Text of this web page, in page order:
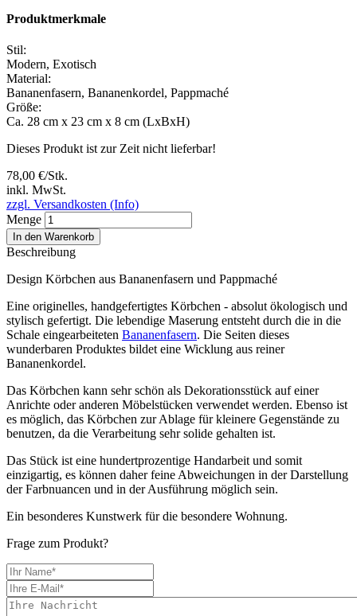
Produktmerkmale
Stil:
Modern, Exotisch
Material:
Bananenfasern, Bananenkordel, Pappmaché
Größe:
Ca. 28 cm x 23 cm x 8 cm (LxBxH)
Dieses Produkt ist zur Zeit nicht lieferbar!
78,00 €/Stk.
inkl. MwSt.
zzgl. Versandkosten (Info)
Menge
In den Warenkorb
Beschreibung
Design Körbchen aus Bananenfasern und Pappmaché
Eine originelles, handgefertigtes Körbchen - absolut ökologisch und
stylisch gefertigt. Die lebendige Maserung entsteht durch die in die
Schale eingearbeiteten Bananenfasern. Die Seiten dieses
wunderbaren Produktes bildet eine Wicklung aus reiner
Bananenkordel.
Das Körbchen kann sehr schön als Dekorationsstück auf einer
Anrichte oder anderen Möbelstücken verwendet werden. Ebenso ist
es möglich, das Körbchen zur Ablage für kleinere Gegenstände zu
benutzen, da die Verarbeitung sehr solide gehalten ist.
Das Stück ist eine hundertprozentige Handarbeit und somit
einzigartig, es können daher feine Abweichungen in der Darstellung
der Farbnuancen und in der Ausführung möglich sein.
Ein besonderes Kunstwerk für die besondere Wohnung.
Frage zum Produkt?